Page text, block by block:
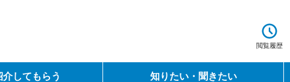
閲覧履歴
してもらう 知りたい・聞きたい